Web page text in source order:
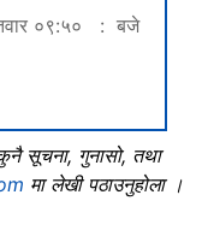
०९:५० : बजे
सूचना, गुनासो, तथा
मा लेखी पठाउनुहोला ।